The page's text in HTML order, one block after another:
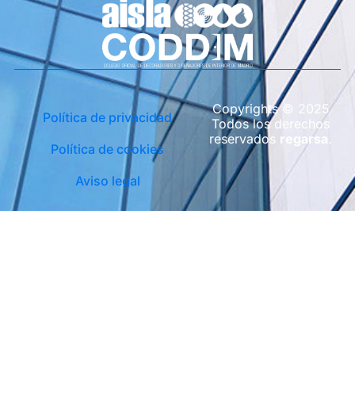
Política de privacidad
Política de cookies
Aviso legal
Copyrights © 2025
Todos los derechos
reservados regarsa .